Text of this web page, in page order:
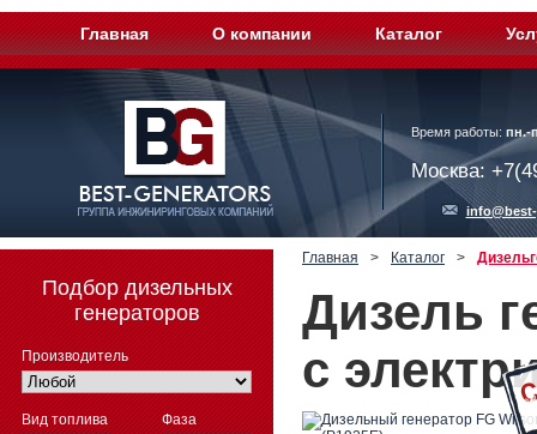
Главная О компании Каталог
Время работы: пн.-
Москва:
Подбор дизельных
генераторов
Производитель
Вид топлива Фаза
Главная > Каталог >
Дизель
с